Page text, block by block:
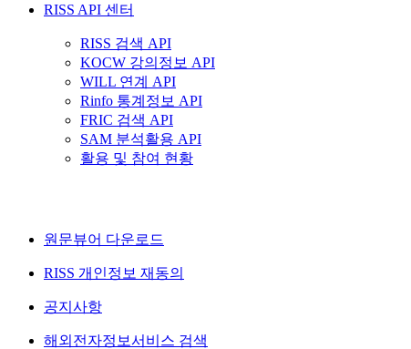
RISS API 센터
RISS 검색 API
KOCW 강의정보 API
WILL 연계 API
Rinfo 통계정보 API
FRIC 검색 API
SAM 분석활용 API
활용 및 참여 현황
원문뷰어 다운로드
RISS 개인정보 재동의
공지사항
해외전자정보서비스 검색